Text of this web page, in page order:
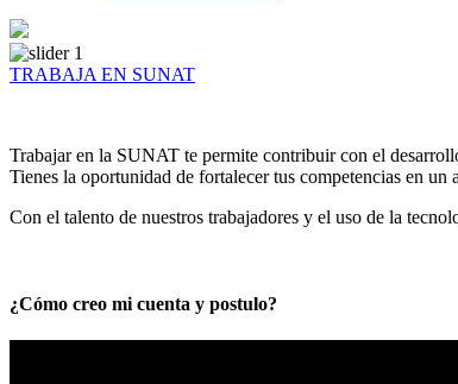
TRABAJA EN SUNAT
Trabajar en la SUNAT te permite contribuir con el
Tienes la oportunidad de fortalecer tus competencias en
Con el talento de nuestros trabajadores y el uso de la
¿Cómo creo mi cuenta y postulo?